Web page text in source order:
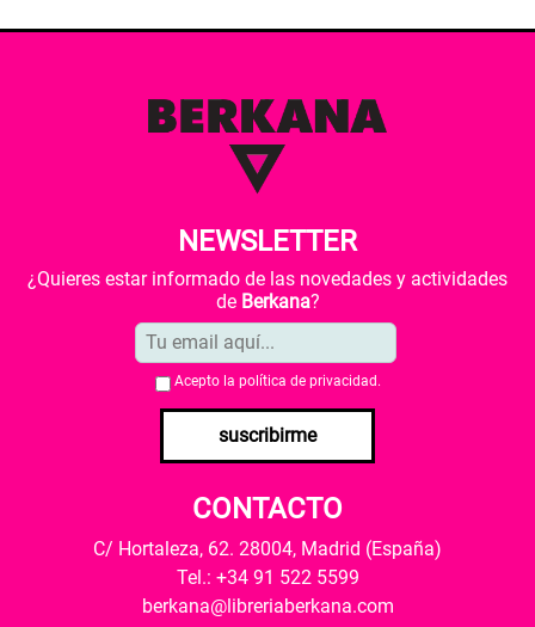
NEWSLETTER
¿Quieres estar informado de las novedades y actividades
de Berkana?
Acepto la política de privacidad .
suscribirme
CONTACTO
C/ Hortaleza, 62. 28004, Madrid (España)
Tel.: +34 91 522 5599
berkana@libreriaberkana.com